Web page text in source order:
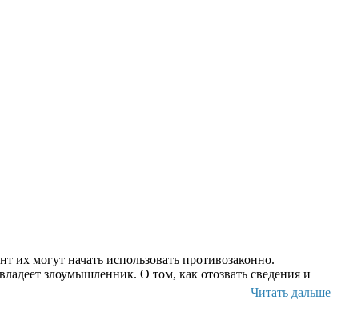
могут начать использовать противозаконно.
злоумышленник. О том, как отозвать сведения и
Читать дальше